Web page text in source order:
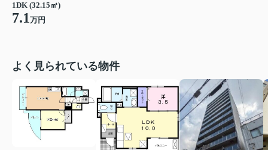
1DK (32.15㎡)
7.1万円
よく見られている物件